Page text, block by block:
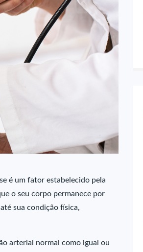
é um fator estabelecido pela
o seu corpo permanece por
sua condição física,
arterial normal como igual ou